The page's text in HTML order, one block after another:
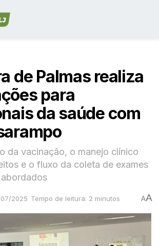
de Palmas realiza
para
da saúde com
da vacinação, o manejo clínico
e o fluxo da coleta de exames
2025 Tempo de leitura: 2 minutos AA